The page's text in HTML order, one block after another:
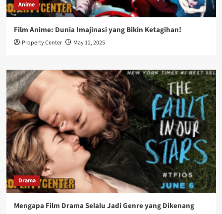
Anime
Film Anime: Dunia Imajinasi yang Bikin Ketagihan!
Property Center May 12, 2025
Drama
Mengapa Film Drama Selalu Jadi Genre yang Dikenang